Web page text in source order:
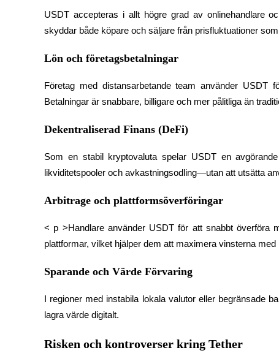
BTR-låsningar
Kryptostödd lånetjänst
USDT accepteras i allt högre grad av onlinehandlare
skyddar både köpare och säljare från prisfluktuationer
Lön och företagsbetalningar
Företag med distansarbetande team använder USDT
Betalningar är snabbare, billigare och mer pålitliga än
Dekentraliserad Finans (DeFi)
Som en stabil kryptovaluta spelar USDT en
likviditetspooler och avkastningsodling—utan att utsätta
Arbitrage och plattformsöverföringar
< p >Handlare använder USDT för att snabbt överföra
plattformar, vilket hjälper dem att maximera vinsterna
Sparande och Värde Förvaring
I regioner med instabila lokala valutor eller begränsade
lagra värde digitalt.
Risken och kontroverser kring Tether